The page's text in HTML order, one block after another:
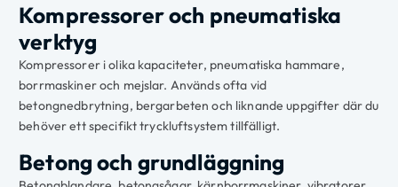
Kompressorer och pneumatiska
verktyg
Kompressorer i olika kapaciteter, pneumatiska hammare,
borrmaskiner och mejslar. Används ofta vid
betongnedbrytning, bergarbeten och liknande uppgifter där du
behöver ett specifikt tryckluftsystem tillfälligt.
Betong och grundläggning